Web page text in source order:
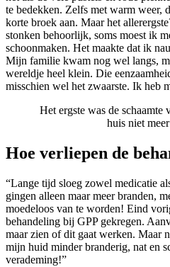
te bedekken. Zelfs met warm weer,
korte broek aan. Maar het
stonken behoorlijk, soms moest ik
schoonmaken. Het maakte dat ik
Mijn familie kwam nog wel langs,
wereldje heel klein. Die
misschien wel het zwaarste. Ik heb
Het ergste was de
huis niet
Hoe verliepen de
“Lange tijd sloeg zowel medicatie
gingen alleen maar meer branden,
moedeloos van te worden! Eind
behandeling bij GPP gekregen.
maar zien of dit gaat werken. Maar
mijn huid minder branderig, nat en
verademing!”